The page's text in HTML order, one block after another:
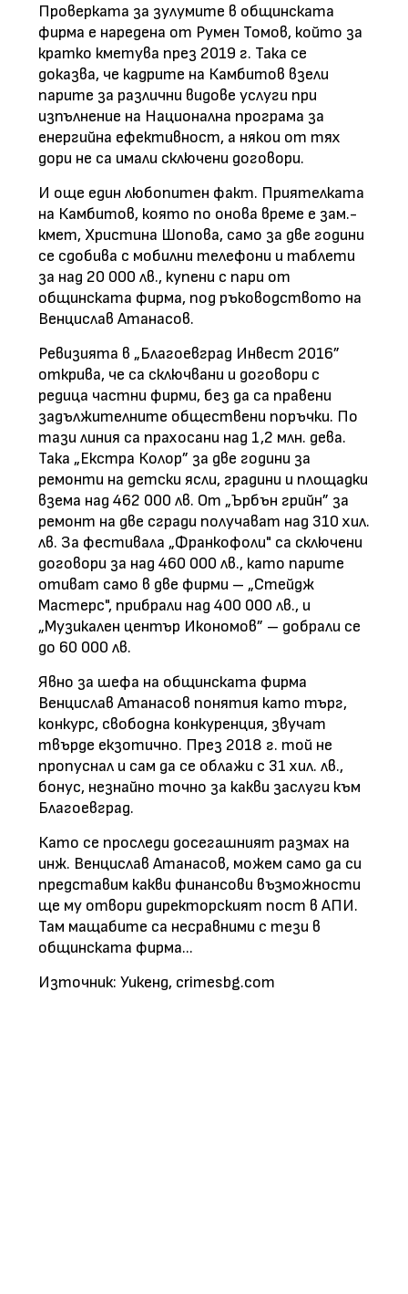
Проверката за зулумите в общинската
фирма е наредена от Румен Томов, който за
кратко кметува през 2019 г. Така се
доказва, че кадрите на Камбитов взели
парите за различни видове услуги при
изпълнение на Национална програма за
енергийна ефективност, а някои от тях
дори не са имали сключени договори.
И още един любопитен факт. Приятелката
на Камбитов, която по онова време е зам.-
кмет, Христина Шопова, само за две години
се сдобива с мобилни телефони и таблети
за над 20 000 лв., купени с пари от
общинската фирма, под ръководството на
Венцислав Атанасов.
Ревизията в „Благоевград Инвест 2016”
открива, че са сключвани и договори с
редица частни фирми, без да са правени
задължителните обществени поръчки. По
тази линия са прахосани над 1,2 млн. дева.
Така „Екстра Колор” за две години за
ремонти на детски ясли, градини и площадки
взема над 462 000 лв. От „Ърбън грийн” за
ремонт на две сгради получават над 310 хил.
лв. За фестивала „Франкофоли" са сключени
договори за над 460 000 лв., като парите
отиват само в две фирми – „Стейдж
Мастерс", прибрали над 400 000 лв., и
„Музикален център Икономов” – добрали се
до 60 000 лв.
Явно за шефа на общинската фирма
Венцислав Атанасов понятия като търг,
конкурс, свободна конкуренция, звучат
твърде екзотично. През 2018 г. той не
пропуснал и сам да се облажи с 31 хил. лв.,
бонус, незнайно точно за какви заслуги към
Благоевград.
Като се проследи досегашният размах на
инж. Венцислав Атанасов, можем само да си
представим какви финансови възможности
ще му отвори директорският пост в АПИ.
Там мащабите са несравними с тези в
общинската фирма...
Източник: Уикенд, crimesbg.com